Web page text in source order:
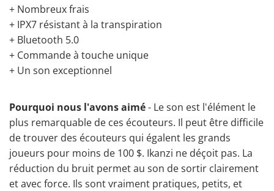
+ Nombreux frais
+ IPX7 résistant à la transpiration
+ Bluetooth 5.0
+ Commande à touche unique
+ Un son exceptionnel
Pourquoi nous l'avons aimé- Le son est l'élément le
plus remarquable de ces écouteurs. Il peut être difficile
de trouver des écouteurs qui égalent les grands
joueurs pour moins de 100 $. Ikanzi ne déçoit pas. La
réduction du bruit permet au son de sortir clairement
et avec force. Ils sont vraiment pratiques, petits, et